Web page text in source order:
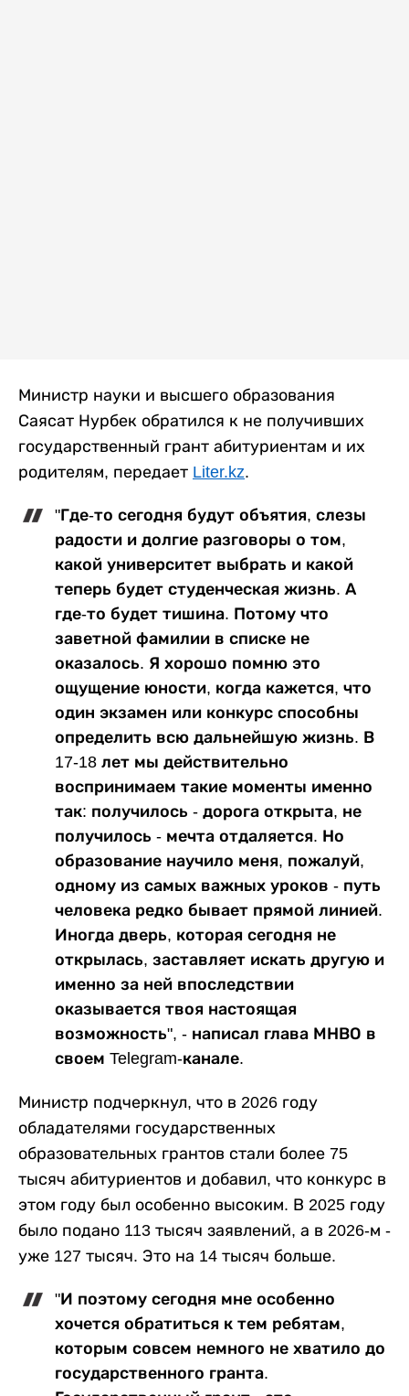
Министр науки и высшего образования
Саясат Нурбек обратился к не получивших
государственный грант абитуриентам и их
родителям, передает Liter.kz.
"Где-то сегодня будут объятия, слезы
радости и долгие разговоры о том,
какой университет выбрать и какой
теперь будет студенческая жизнь. А
где-то будет тишина. Потому что
заветной фамилии в списке не
оказалось. Я хорошо помню это
ощущение юности, когда кажется, что
один экзамен или конкурс способны
определить всю дальнейшую жизнь. В
17-18 лет мы действительно
воспринимаем такие моменты именно
так: получилось - дорога открыта, не
получилось - мечта отдаляется. Но
образование научило меня, пожалуй,
одному из самых важных уроков - путь
человека редко бывает прямой линией.
Иногда дверь, которая сегодня не
открылась, заставляет искать другую и
именно за ней впоследствии
оказывается твоя настоящая
возможность", - написал глава МНВО в
своем Telegram-канале.
Министр подчеркнул, что в 2026 году
обладателями государственных
образовательных грантов стали более 75
тысяч абитуриентов и добавил, что конкурс в
этом году был особенно высоким. В 2025 году
было подано 113 тысяч заявлений, а в 2026-м -
уже 127 тысяч. Это на 14 тысяч больше.
"И поэтому сегодня мне особенно
хочется обратиться к тем ребятам,
которым совсем немного не хватило до
государственного гранта.